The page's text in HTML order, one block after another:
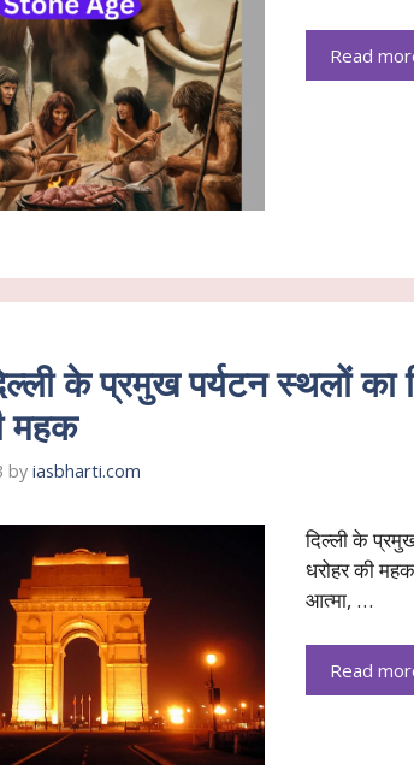
Read
के प्रमुख पर्यटन स्थलों का
महक
by iasbharti.com
दिल्ली के
धरोहर की
आत्मा, …
Read